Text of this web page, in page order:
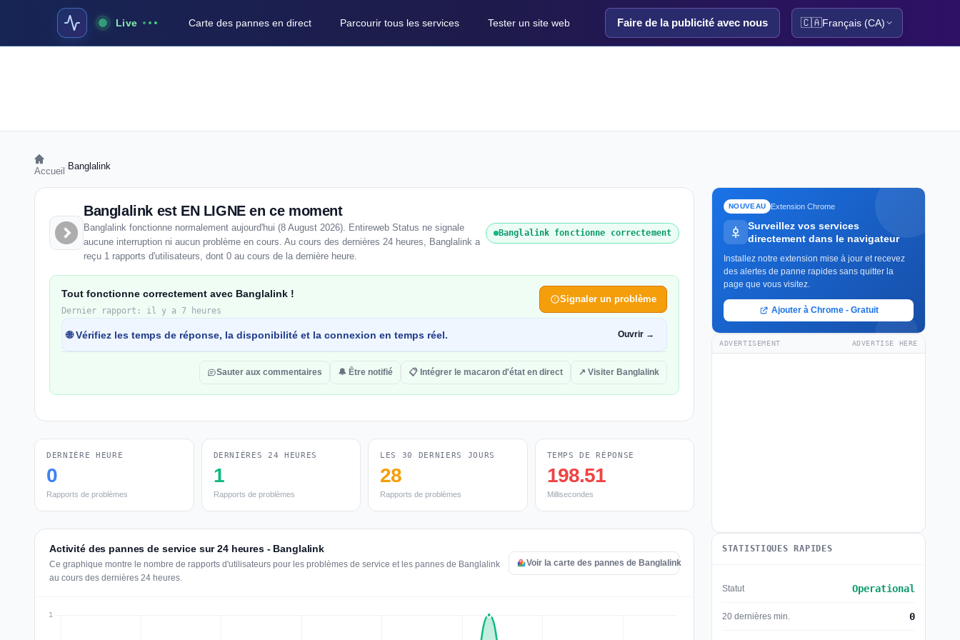
Live Carte des pannes en direct Parcourir tous les services Tester un site web Faire de la publicité avec nous 🇨🇦Français (CA)
Accueil Banglalink
Banglalink est EN LIGNE en ce moment
Banglalink fonctionne normalement aujourd'hui (8 August 2026). Entireweb Status ne signale
aucune interruption ni aucun problème en cours. Au cours des dernières 24 heures, Banglalink a
reçu 1 rapports d'utilisateurs, dont 0 au cours de la dernière heure.
Banglalink fonctionne correctement
Tout fonctionne correctement avec Banglalink !
Dernier rapport: il y a 7 heures
Signaler un problème
🌐 Vérifiez les temps de réponse, la disponibilité et la connexion en temps réel. Ouvrir →
Sauter aux commentaires 🔔 Être notifié 📋 Intégrer le macaron d'état en direct ↗ Visiter Banglalink
DERNIÈRE HEURE
0
Rapports de problèmes
DERNIÈRES 24 HEURES
1
Rapports de problèmes
LES 30 DERNIERS JOURS
28
Rapports de problèmes
TEMPS DE RÉPONSE
198.51
Millisecondes
Activité des pannes de service sur 24 heures - Banglalink
Ce graphique montre le nombre de rapports d'utilisateurs pour les problèmes de service et les pannes de Banglalink
au cours des dernières 24 heures.
Voir la carte des pannes de Banglalink
NOUVEAU Extension Chrome
Surveillez vos services
directement dans le navigateur
Installez notre extension mise à jour et recevez
des alertes de panne rapides sans quitter la
page que vous visitez.
Ajouter à Chrome - Gratuit
ADVERTISEMENT ADVERTISE HERE
STATISTIQUES RAPIDES
Statut Operational
20 dernières min. 0